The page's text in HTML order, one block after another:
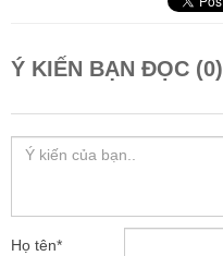
Ý KIẾN BẠN ĐỌC (0)
Họ tên*